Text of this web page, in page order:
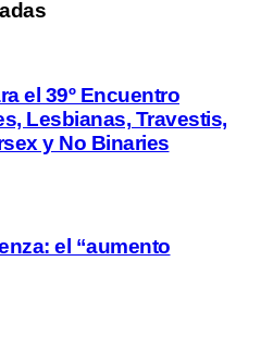
el 39º Encuentro
Lesbianas, Travestis,
y No Binaries
el “aumento